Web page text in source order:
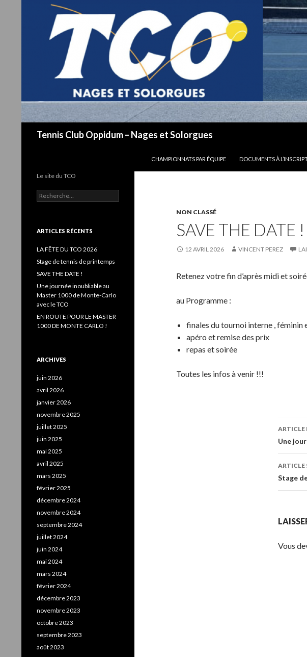
Tennis Club Oppidum – Nages et Solorgues
CHAMPIONNATS PAR ÉQUIPE
DOCUMENTS À
NON CLASSÉ
SAVE THE DATE !
12 AVRIL 2026 VINCENT PEREZ
Retenez votre fin d’après midi et
au Programme :
finales du tournoi interne , féminin
apéro et remise des prix
repas et soirée
Toutes les infos à venir !!!
des
ARTICLE
Une
ARTICLE
Stage
Vous
Le site du TCO
R
e
e
c
h
r
:
ARTICLES RÉCENTS
LA FÊTE DU TCO 2026
Stage de tennis de printemps
SAVE THE DATE !
Une journée inoubliable au
Master 1000 de Monte-Carlo
avec le TCO
EN ROUTE POUR LE MASTER
1000 DE MONTE CARLO !
ARCHIVES
juin 2026
avril 2026
janvier 2026
novembre 2025
juillet 2025
juin 2025
mai 2025
avril 2025
mars 2025
février 2025
décembre 2024
novembre 2024
septembre 2024
juillet 2024
juin 2024
mai 2024
mars 2024
février 2024
décembre 2023
novembre 2023
octobre 2023
septembre 2023
août 2023